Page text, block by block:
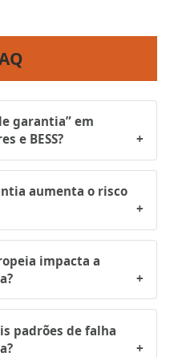
garantia” em
e BESS?
aumenta o risco
impacta a
padrões de falha